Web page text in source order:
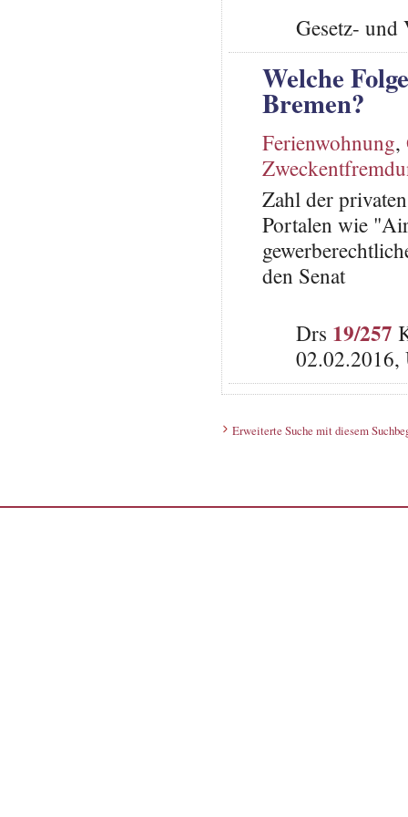
Gesetz-
Welche
Bremen?
Ferienwohnung,
Zahl der
Portalen wie
den Senat
Drs 19/257
02.02.2016,
Erweiterte Suche mit diesem